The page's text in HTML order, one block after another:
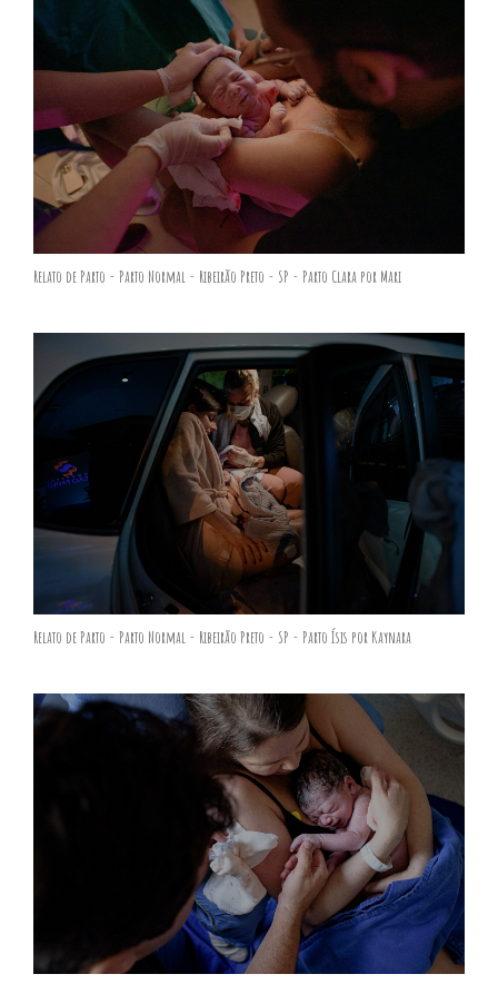
Relato de Parto - Parto Normal - Ribeirão Preto - SP - Parto Clara por Mari
Relato de Parto - Parto Normal - Ribeirão Preto - SP - Parto Ísis por Kaynara